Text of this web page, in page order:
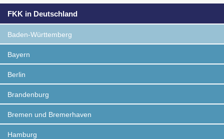
FKK in Deutschland
Baden-Württemberg
Bayern
Berlin
Brandenburg
Bremen und Bremerhaven
Hamburg